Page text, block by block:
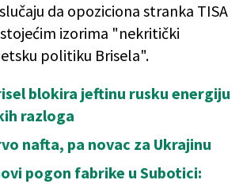
da opoziciona stranka TISA
izorima "nekritički
politiku Brisela".
blokira jeftinu rusku energiju
razloga
nafta, pa novac za Ukrajinu
pogon fabrike u Subotici: